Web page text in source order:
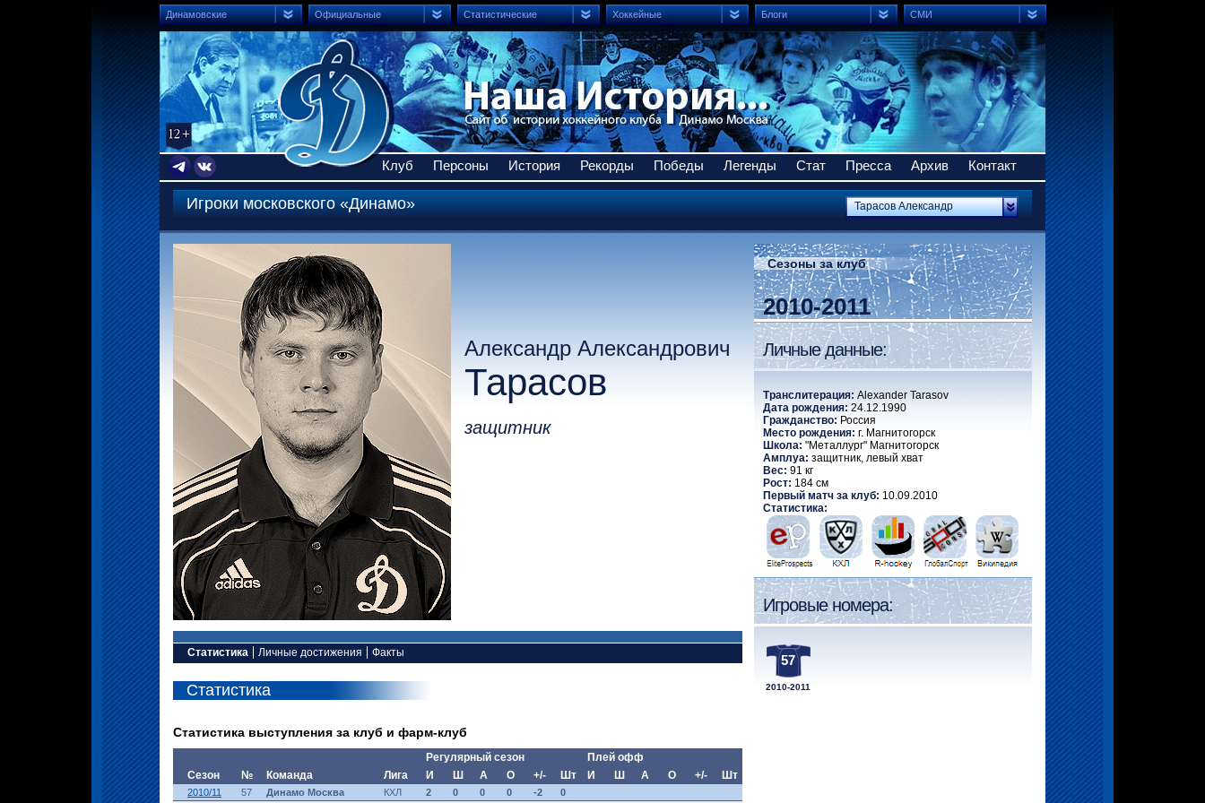
Динамовские Официальные Статистические Хоккейные Блоги СМИ
Клуб Персоны История Рекорды Победы Легенды Стат Пресса Архив Контакт
Игроки московского «Динамо» Тарасов Александр
Александр Александрович
Тарасов
защитник
Статистика
Статистика
Статистика выступления за клуб и фарм-клуб
Регулярный сезон
Плей офф
Сезон
№ Команда Лига И Ш А О +/- Шт И Ш А О +/- Шт
2010/11 57 Динамо Москва КХЛ 2 0 0 0 -2 0
Личные достижения Факты
Сезоны за клуб
2010-2011
Личные данные:
Транслитерация: Alexander Tarasov
Дата рождения: 24.12.1990
Гражданство: Россия
Место рождения: г. Магнитогорск
Школа: "Металлург" Магнитогорск
Амплуа: защитник, левый хват
Вес: 91 кг
Рост: 184 см
Первый матч за клуб: 10.09.2010
Статистика:
Игровые номера:
57
2010-2011